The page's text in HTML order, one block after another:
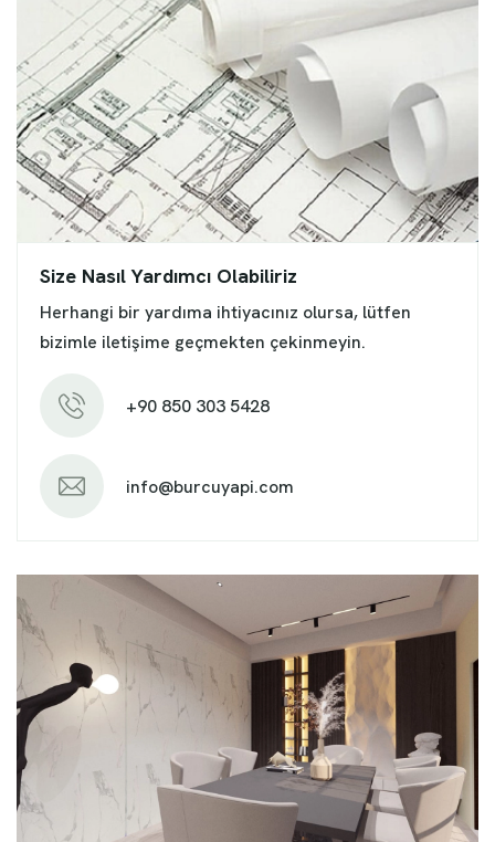
Size Nasıl Yardımcı Olabiliriz
Herhangi bir yardıma ihtiyacınız olursa, lütfen
bizimle iletişime geçmekten çekinmeyin.
+90 850 303 5428
info@burcuyapi.com